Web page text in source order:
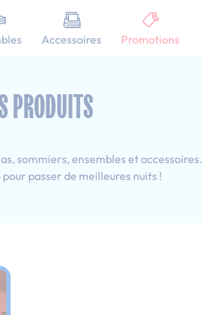
Accessoires Promotions
PRODUITS
sommiers, ensembles et accessoires.
passer de meilleures nuits !